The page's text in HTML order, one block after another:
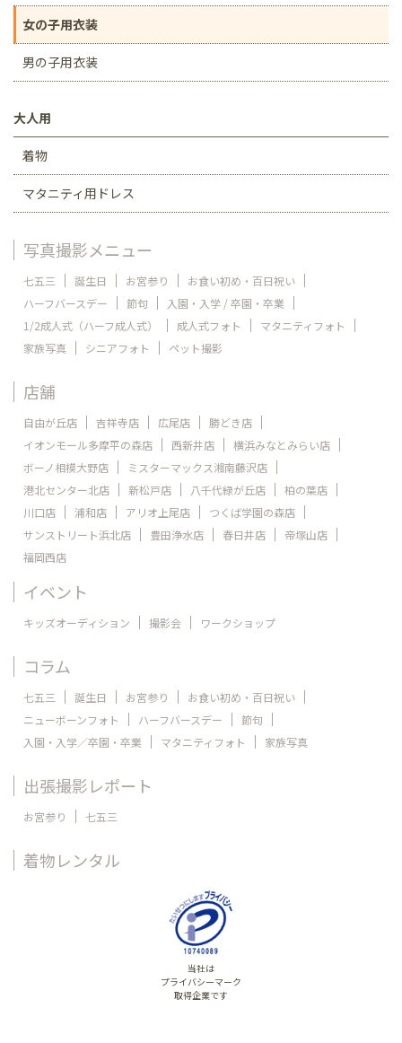
女の子用衣装
男の子用衣装
大人用
着物
マタニティ用ドレス
写真撮影メニュー
七五三 誕生日 お宮参り
お食い初め・百日祝い
ハーフバースデー
節句
入園・入学 / 卒園・卒業
1/2成人式（ハーフ成人式）
成人式フォト
マタニティフォト
家族写真
シニアフォト ペット撮影
店舗
自由が丘店 吉祥寺店 広尾店
勝どき店
イオンモール多摩平の森店
西新井店
横浜みなとみらい店
ボーノ相模大野店
ミスターマックス湘南藤沢店
港北センター北店
新松戸店 八千代緑が丘店
柏の葉店
川口店
浦和店 アリオ上尾店
つくば学園の森店
サンストリート浜北店
豊田浄水店 春日井店
帝塚山店
福岡西店
イベント
キッズオーディション 撮影会 ワークショップ
コラム
七五三 誕生日 お宮参り
お食い初め・百日祝い
ニューボーンフォト
ハーフバースデー
節句
入園・入学／卒園・卒業
マタニティフォト 家族写真
出張撮影レポート
お宮参り 七五三
着物レンタル
当社は
プライバシーマーク
取得企業です